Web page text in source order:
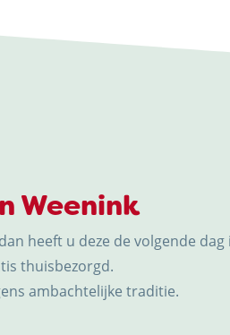
Weenink
heeft u deze de volgende dag
thuisbezorgd.
ambachtelijke traditie.